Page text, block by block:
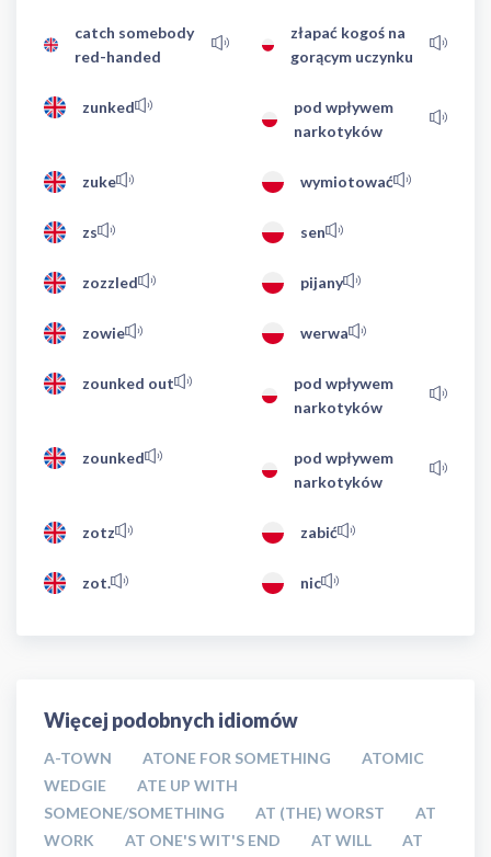
catch somebody
red-handed
złapać kogoś na
gorącym uczynku
zunked
pod wpływem
narkotyków
zuke wymiotować
zs sen
zozzled pijany
zowie werwa
zounked out
pod wpływem
narkotyków
zounked
pod wpływem
narkotyków
zotz zabić
zot. nic
Więcej podobnych idiomów
A-TOWN ATONE FOR SOMETHING
ATOMIC
WEDGIE
ATE UP WITH
SOMEONE/SOMETHING
AT (THE) WORST
AT
WORK
AT ONE'S WIT'S END AT WILL
AT